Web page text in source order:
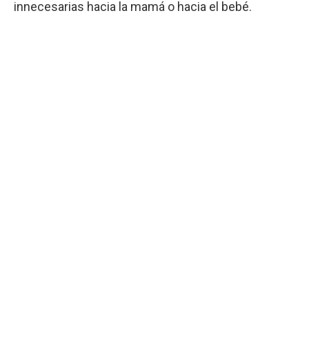
innecesarias hacia la mamá o hacia el bebé.